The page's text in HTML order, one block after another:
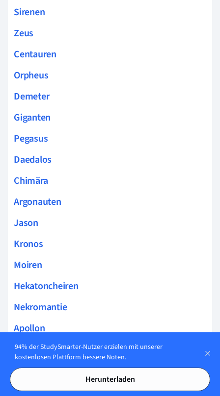
Sirenen
Zeus
Centauren
Orpheus
Demeter
Giganten
Pegasus
Daedalos
Chimära
Argonauten
Jason
Kronos
Moiren
Hekatoncheiren
Nekromantie
Apollon
Golden Fleece
Elysion
Gaia
94% der StudySmarter-Nutzer erzielen mit unserer
kostenlosen Plattform bessere Noten.
Herunterladen